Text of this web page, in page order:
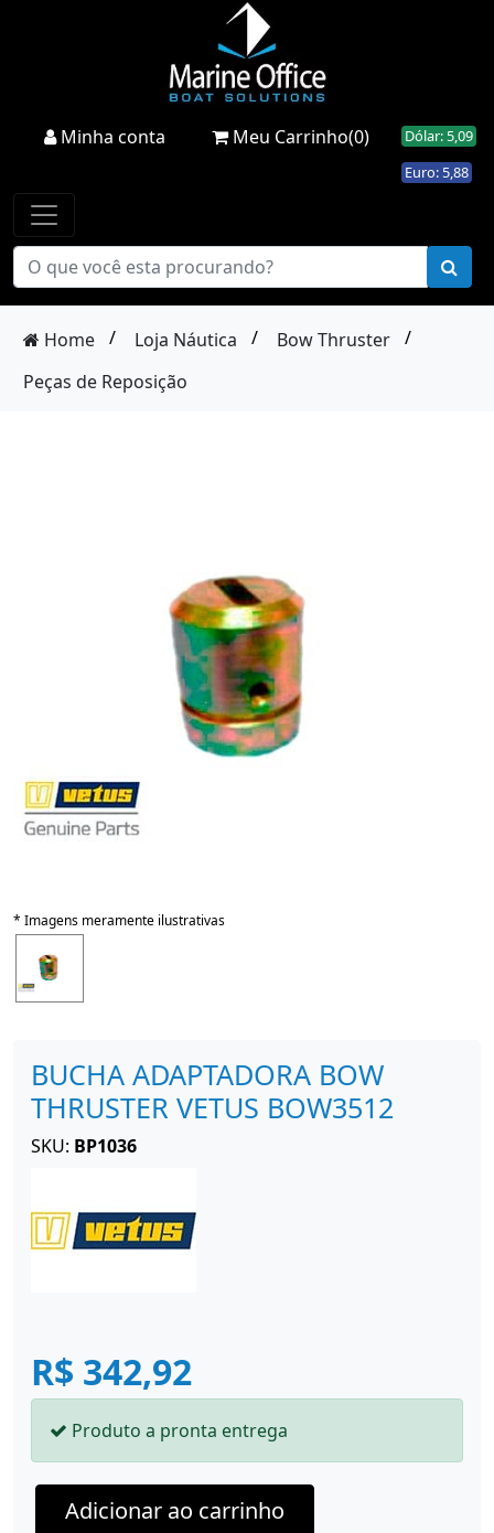
Minha conta Meu Carrinho(0)
Dólar: 5,09
Euro: 5,88
Home / Loja Náutica / Bow Thruster /
Peças de Reposição
* Imagens meramente ilustrativas
BUCHA ADAPTADORA BOW
THRUSTER VETUS BOW3512
SKU: BP1036
R$ 342,92
Produto a pronta entrega
Adicionar ao carrinho